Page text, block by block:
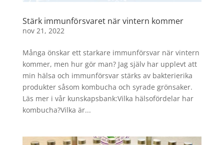
Stärk immunförsvaret när vintern kommer
nov 21, 2022
Många önskar ett starkare immunförsvar när vintern
kommer, men hur gör man? Jag själv har upplevt att
min hälsa och immunförsvar stärks av bakterierika
produkter såsom kombucha och syrade grönsaker.
Läs mer i vår kunskapsbank:Vilka hälsofördelar har
kombucha?Vilka är...